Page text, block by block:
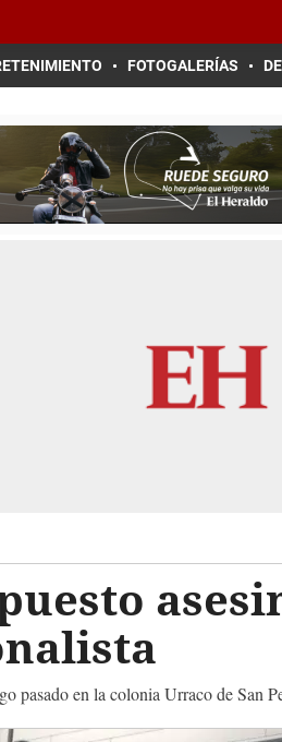
FOTOGALERÍAS
pasado en la colonia Urraco de San